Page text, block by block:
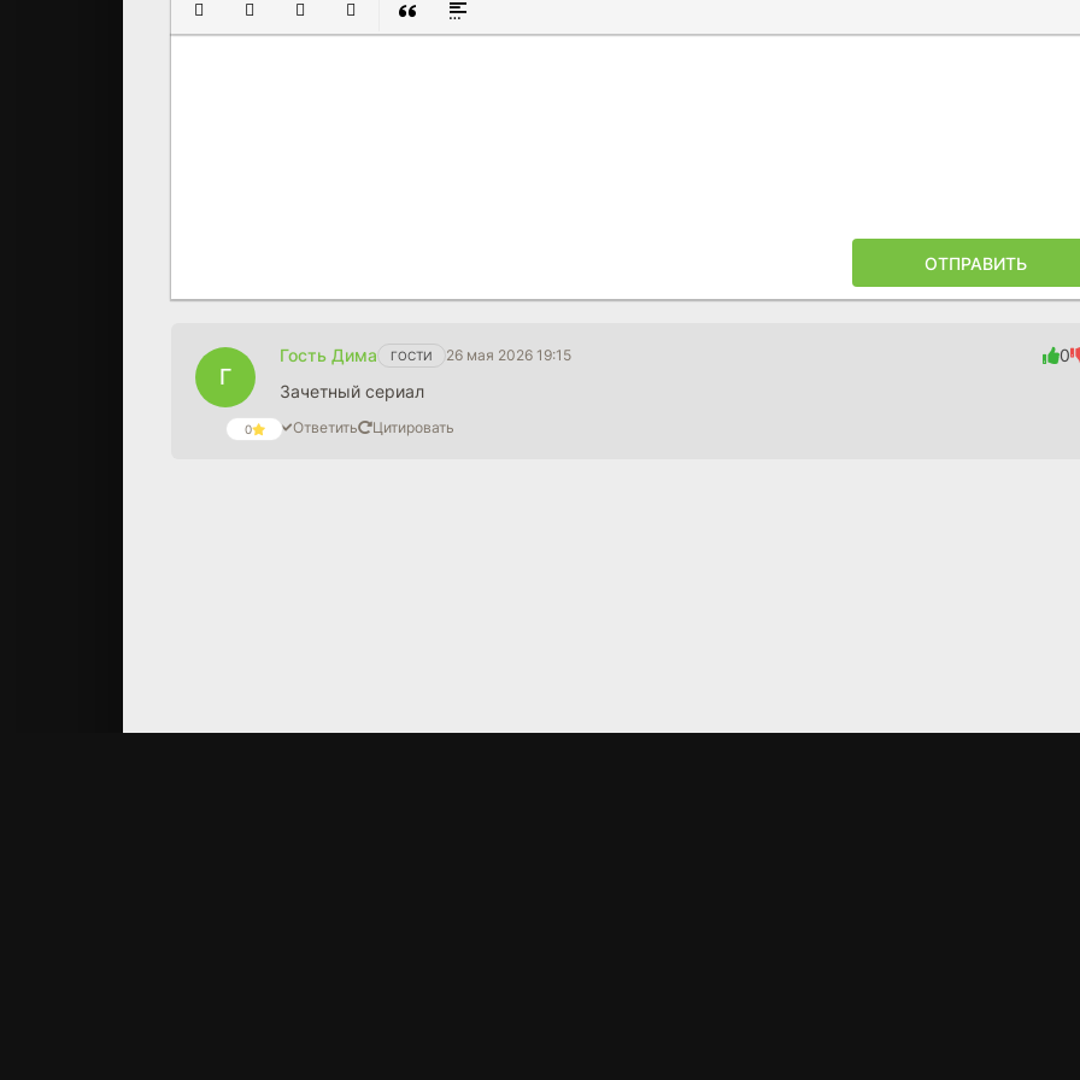
ПОЛУЖИРНЫЙ
КУРСИВПОДЧЕРКНУТЫЙ
ЗАЧЕРКНУТЫЙ
ВСТАВКА ЦИТАТЫ
ВСТАВКА СПОЙЛЕРА
ОТПРАВИТЬ
0
Г
Гость Дима ГОСТИ 26 мая 2026 19:15
0
Зачетный сериал
Ответить Цитировать